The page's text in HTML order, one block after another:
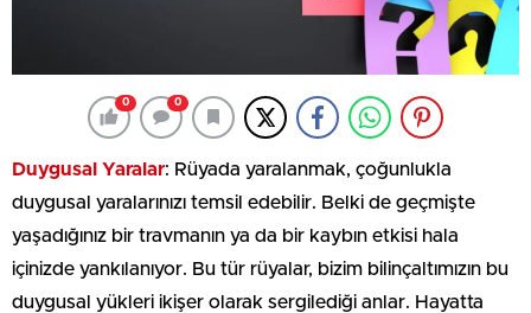
0 0
Duygusal Yaralar: Rüyada yaralanmak, çoğunlukla
duygusal yaralarınızı temsil edebilir. Belki de geçmişte
yaşadığınız bir travmanın ya da bir kaybın etkisi hala
içinizde yankılanıyor. Bu tür rüyalar, bizim bilinçaltımızın bu
duygusal yükleri ikişer olarak sergilediği anlar. Hayatta